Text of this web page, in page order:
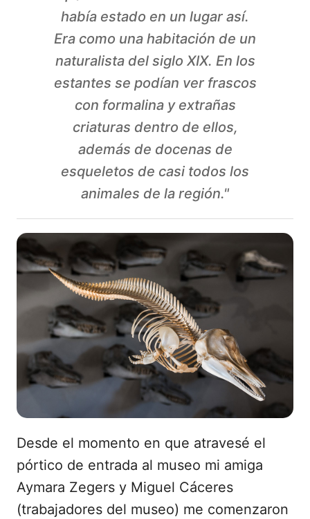
había estado en un lugar así.
Era como una habitación de un
naturalista del siglo XIX. En los
estantes se podían ver frascos
con formalina y extrañas
criaturas dentro de ellos,
además de docenas de
esqueletos de casi todos los
animales de la región."
Desde el momento en que atravesé el
pórtico de entrada al museo mi amiga
Aymara Zegers y Miguel Cáceres
(trabajadores del museo) me comenzaron